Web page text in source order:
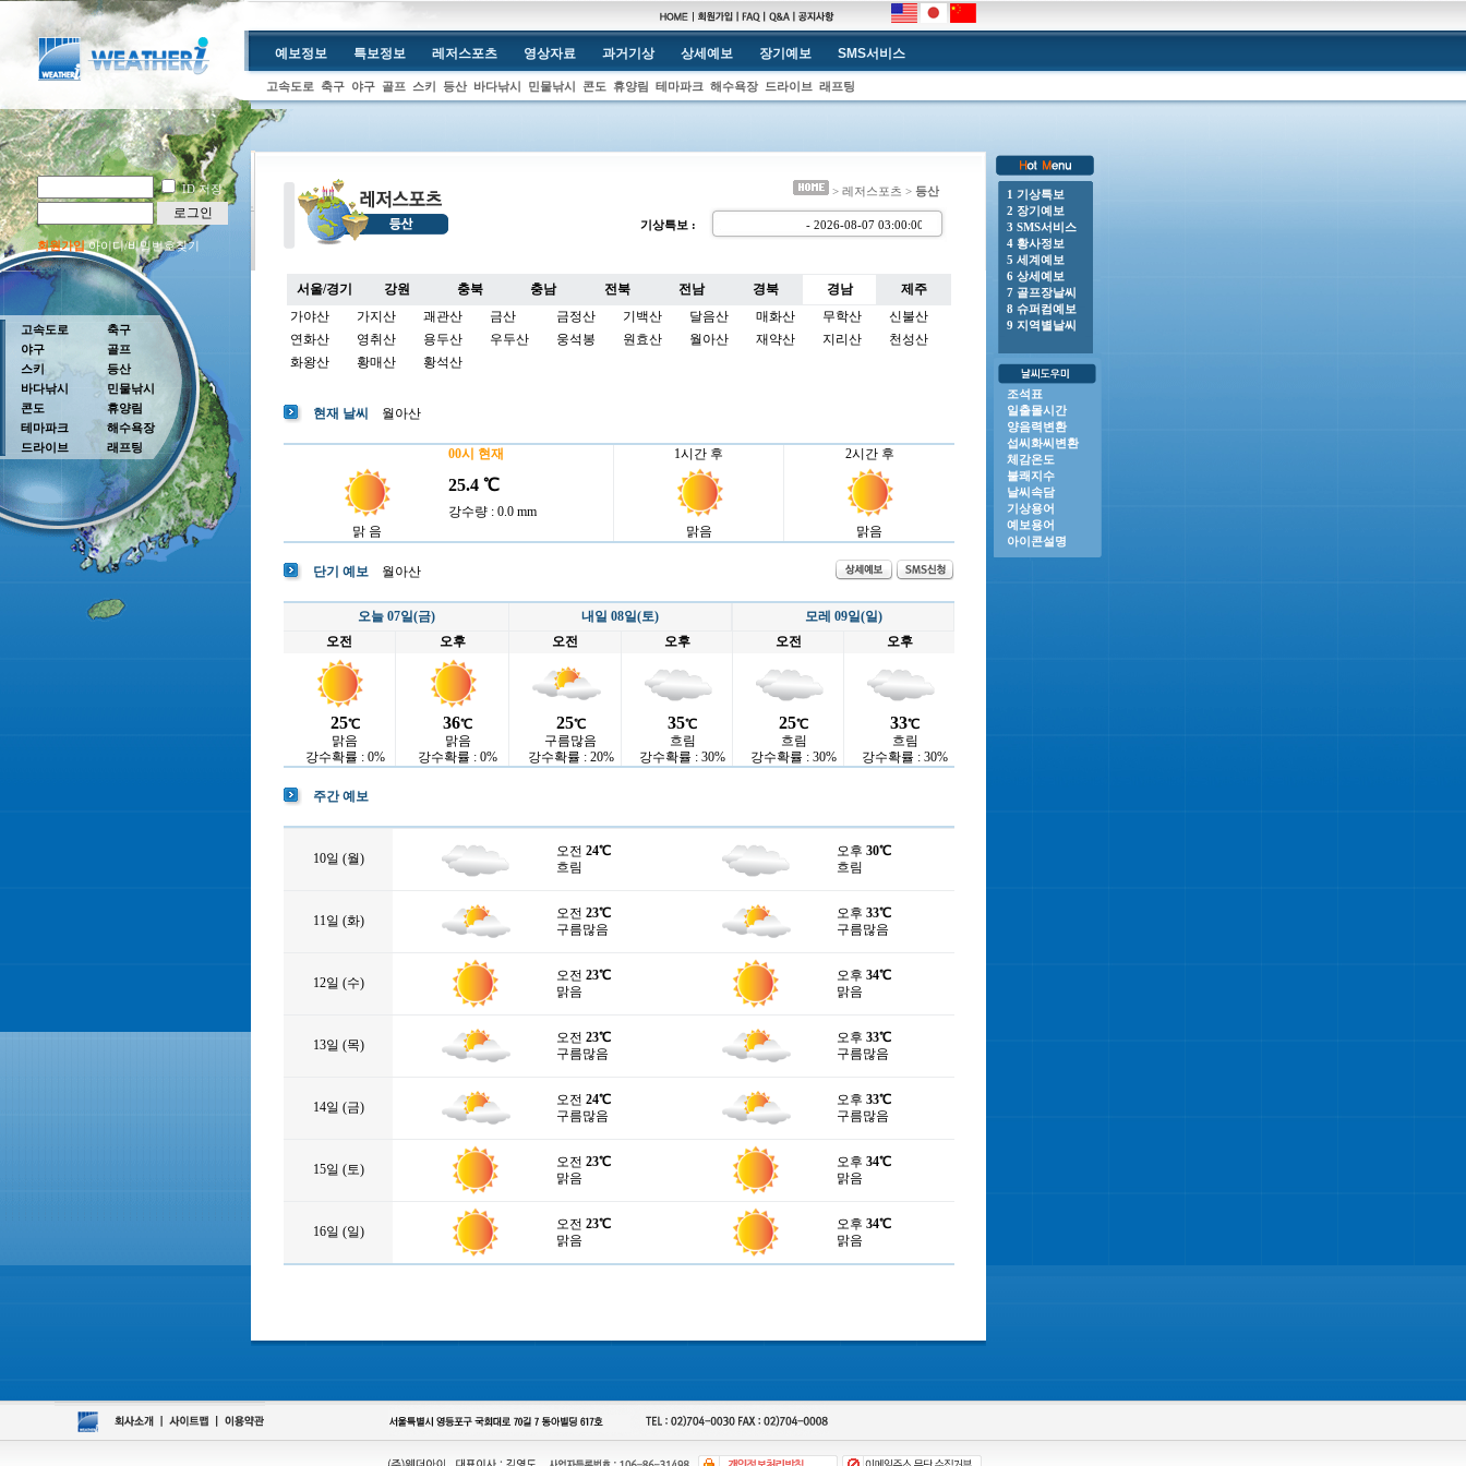
ID 저장
로그인
회원가입아이디/비밀번호찾기
예보정보 특보정보 레저스포츠 영상자료 과거기상 상세예보 장기예보 SMS서비스
고속도로 축구 야구 골프 스키 등산 바다낚시 민물낚시 콘도 휴양림 테마파크 해수욕장 드라이브 래프팅
> 레저스포츠 > 등산
기상특보 : - 2026-08-07 03:00:00 o 풍랑주의보 : 남해동부바깥먼바다, 제주도앞바다(제주도동부앞바다, 제주도남부앞바다, 제주도
고속도로
야구
스키
바다낚시
콘도
테마파크
드라이브
축구
골프
등산
민물낚시
휴양림
해수욕장
래프팅
서울/경기 강원 충북 충남 전북 전남 경북 경남
제주
가야산
가지산 괘관산 금산 금정산 기백산 달음산 매화산 무학산
신불산
연화산
영취산 용두산 우두산 웅석봉 원효산 월아산 재약산 지리산
천성산
화왕산
황매산 황석산
현재 날씨 월아산
맑 음
00시 현재
25.4 ℃
강수량 : 0.0 mm
1시간 후
맑음
2시간 후
맑음
단기 예보 월아산
오늘 07일(금) 내일 08일(토)
모레 09일(일)
오전
오후 오전 오후 오전 오후
25℃
맑음
강수확률 : 0%
36℃
맑음
강수확률 : 0%
25℃
구름많음
강수확률 : 20%
35℃
흐림
강수확률 : 30%
25℃
흐림
강수확률 : 30%
33℃
흐림
강수확률 : 30%
주간 예보
10일 (월) 오전 24℃
흐림
오후 30℃
흐림
11일 (화) 오전 23℃
구름많음
오후 33℃
구름많음
12일 (수) 오전 23℃
맑음
오후 34℃
맑음
13일 (목) 오전 23℃
구름많음
오후 33℃
구름많음
14일 (금) 오전 24℃
구름많음
오후 33℃
구름많음
15일 (토) 오전 23℃
맑음
오후 34℃
맑음
16일 (일) 오전 23℃
맑음
오후 34℃
맑음
1 기상특보
2 장기예보
3 SMS서비스
4 황사정보
5 세계예보
6 상세예보
7 골프장날씨
8 슈퍼컴예보
9 지역별날씨
조석표
일출몰시간
양음력변환
섭씨화씨변환
체감온도
불쾌지수
날씨속담
기상용어
예보용어
아이콘설명